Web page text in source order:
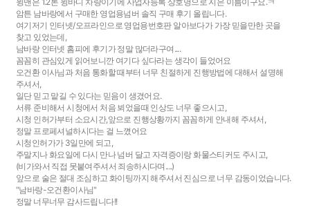
암튼 남바랑에서 구매한 영업용넘버 솔직 구매 후기 올립니다.
여기저기 인터넷/오프라인으로 영업용번호판 알아보다가 가장 믿을만한 곳을
찾고 있었는데,
남바랑 인터넷 홈피에 후기가 정말 많더라구여....
꼼꼼히 관심있게 읽어보니깐 여기다 싶다라는 생각이 들었어요
오건환 이사님과 처음 통화할 때부터 너무 친절하게 진행방법에 대해서 설명해
주셔서,
일단 믿고 맡길 수 있다는 믿음이 생겼어요.
서류 준비해서 시청에서 처음 뵈었을때 인상도 너무 좋으시고,
시청 인허가부터 소요시간,앞으로 진행상황까지 꼼꼼하게 안내해 주셔서,
정말 프로페셔널하시다는 걸 느꼈어요
시청인허가가 3일만에 되고,
주말지나 화요일에 다시 만나 넘버 달고 자격증이랑 화물스티커도 주시고,
(비가와서 직접 못붙여주셔서 죄송하시다며....)
앞으로 술은 절대 조심하고 화이팅까지 해주셔서 진심으로 너무 감동이었습니다.
"남바랑-오건환이사님"
정말 너무너무 감사드립니다!!